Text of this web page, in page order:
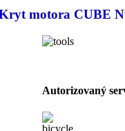
motora CUBE
Autorizovaný